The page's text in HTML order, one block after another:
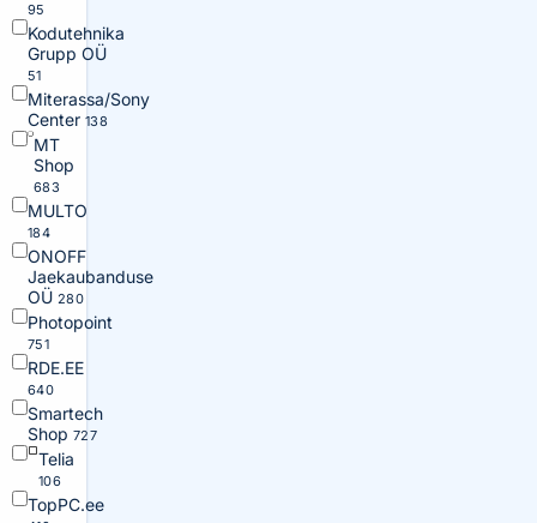
95
Kodutehnika
Grupp OÜ
51
Miterassa/Sony
Center 138
MT
Shop
683
MULTO
184
ONOFF
Jaekaubanduse
OÜ 280
Photopoint
751
RDE.EE
640
Smartech
Shop 727
Telia
106
TopPC.ee